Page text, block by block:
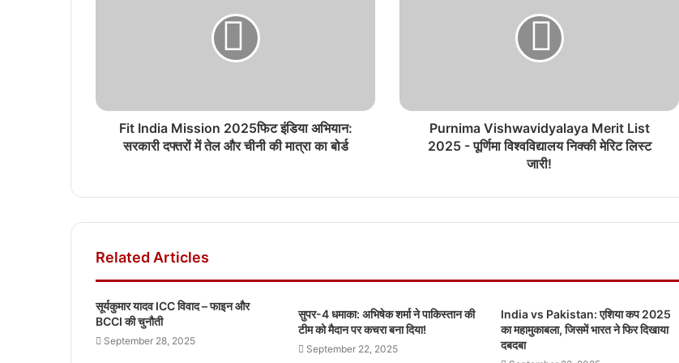
Fit India Mission 2025फिट इंडिया अभियान:
सरकारी दफ्तरों में तेल और चीनी की मात्रा का बोर्ड
Purnima Vishwavidyalaya Merit List
2025 - पूर्णिमा विश्वविद्यालय निक्की मेरिट लिस्ट
जारी!
Related Articles
सूर्यकुमार यादव ICC विवाद – फाइन और
BCCI की चुनौती
September 28, 2025
सुपर-4 धमाका: अभिषेक शर्मा ने पाकिस्तान की
टीम को मैदान पर कचरा बना दिया!
September 22, 2025
India vs Pakistan: एशिया कप 2025
का महामुकाबला, जिसमें भारत ने फिर दिखाया
दबदबा